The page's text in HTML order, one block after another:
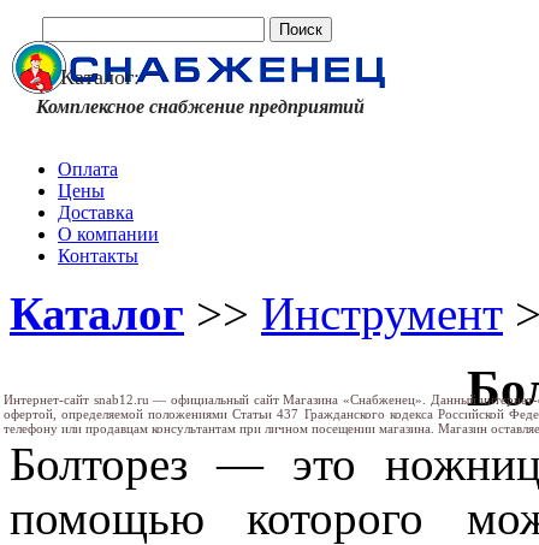
Оплата
Цены
Доставка
О компании
Контакты
Комплексное снабжение предприятий
Каталог >> Инструмент
Болторез — это
помощью которого
Каталог:
Интернет-сайт snab12.ru — официальный сайт Магазина «Снабженец». Данный
офертой, определяемой положениями Статьи 437 Гражданского кодекса Российской
телефону или продавцам консультантам при личном посещении магазина. Магазин